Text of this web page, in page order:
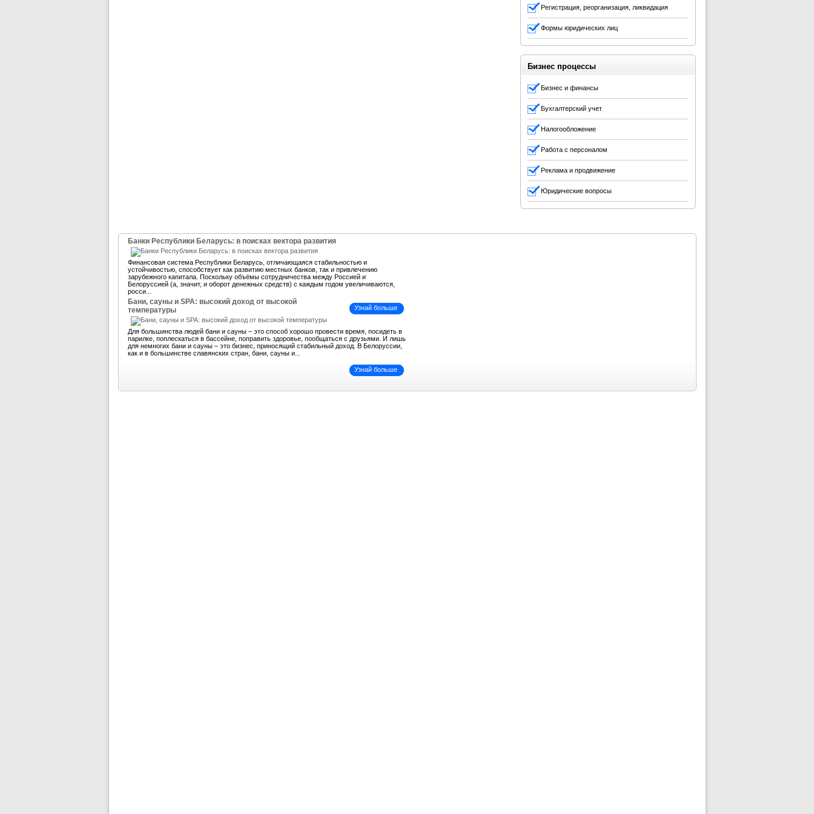
Регистрация, реорганизация, ликвидация
Формы юридических лиц
Бизнес процессы
Бизнес и финансы
Бухгалтерский учет
Налогообложение
Работа с персоналом
Реклама и продвижение
Юридические вопросы
Банки Республики Беларусь: в поисках вектора развития
Финансовая система Республики Беларусь, отличающаяся стабильностью и
устойчивостью, способствует как развитию местных банков, так и привлечению
зарубежного капитала. Поскольку объёмы сотрудничества между Россией и
Белоруссией (а, значит, и оборот денежных средств) с каждым годом увеличиваются,
росси...
Узнай больше
Бани, сауны и SPA: высокий доход от высокой
температуры
Для большинства людей бани и сауны – это способ хорошо провести время, посидеть в
парилке, поплескаться в бассейне, поправить здоровье, пообщаться с друзьями. И лишь
для немногих бани и сауны – это бизнес, приносящий стабильный доход. В Белоруссии,
как и в большинстве славянских стран, бани, сауны и...
Узнай больше